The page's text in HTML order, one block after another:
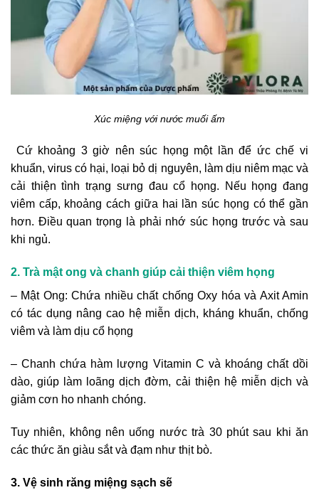
Xúc miệng với nước muối ấm
Cứ khoảng 3 giờ nên súc họng một lần để ức chế vi
khuẩn, virus có hại, loại bỏ dị nguyên, làm dịu niêm mạc và
cải thiện tình trạng sưng đau cổ họng. Nếu họng đang
viêm cấp, khoảng cách giữa hai lần súc họng có thể gần
hơn. Điều quan trọng là phải nhớ súc họng trước và sau
khi ngủ.
2. Trà mật ong và chanh giúp cải thiện viêm họng
– Mật Ong: Chứa nhiều chất chống Oxy hóa và Axit Amin
có tác dụng nâng cao hệ miễn dịch, kháng khuẩn, chống
viêm và làm dịu cổ họng
– Chanh chứa hàm lượng Vitamin C và khoáng chất dồi
dào, giúp làm loãng dịch đờm, cải thiện hệ miễn dịch và
giảm cơn ho nhanh chóng.
Tuy nhiên, không nên uống nước trà 30 phút sau khi ăn
các thức ăn giàu sắt và đạm như thịt bò.
3. Vệ sinh răng miệng sạch sẽ